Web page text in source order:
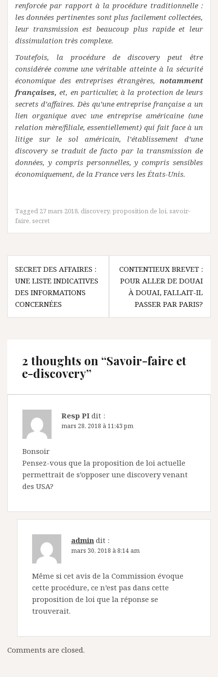
renforcée par rapport à la procédure traditionnelle :
les données pertinentes sont plus facilement collectées,
leur transmission est beaucoup plus rapide et leur
dissimulation très complexe.
Toutefois, la procédure de discovery peut être
considérée comme une véritable atteinte à la sécurité
économique des entreprises étrangères, notamment
françaises, et, en particulier, à la protection de leurs
secrets d’affaires. Dès qu’une entreprise française a un
lien organique avec une entreprise américaine (une
relation mère/filiale, essentiellement) qui fait face à un
litige sur le sol américain, l’établissement d’une
discovery se traduit de facto par la transmission de
données, y compris personnelles, y compris sensibles
économiquement, de la France vers les États-Unis.
Tagged 27 mars 2018, discovery, proposition de loi, savoir-
faire, secret
Navigation
de
l’article
SECRET DES AFFAIRES :
UNE LISTE INDICATIVES
DES INFORMATIONS
CONCERNÉES
CONTENTIEUX BREVET :
POUR ALLER DE DOUAI
À DOUAI, FALLAIT-IL
PASSER PAR PARIS?
2 thoughts on “Savoir-faire et
e-discovery”
Resp PI dit :
mars 28, 2018 à 11:43 pm
Bonsoir
Pensez-vous que la proposition de loi actuelle
permettrait de s’opposer une discovery venant
des USA?
admin dit :
mars 30, 2018 à 8:14 am
Même si cet avis de la Commission évoque
cette procédure, ce n’est pas dans cette
proposition de loi que la réponse se
trouverait.
Comments are closed.